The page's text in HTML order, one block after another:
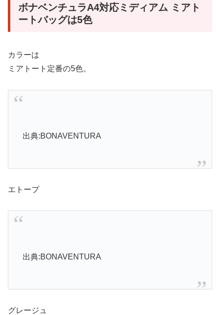
ボナベンチュラA4対応ミディアム ミアト
ートバッグは5色
カラーは
ミアトート定番の5色。
出典:BONAVENTURA
エトープ
出典:BONAVENTURA
グレージュ